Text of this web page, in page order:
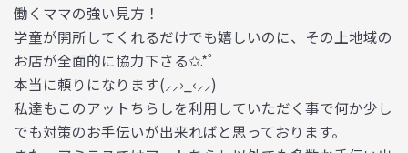
働くママの強い見方！
学童が開所してくれるだけでも嬉しいのに、その上地域の
お店が全面的に協力下さる✩.*˚
本当に頼りになります(⸝⸝›_‹⸝⸝)
私達もこのアットちらしを利用していただく事で何か少し
でも対策のお手伝いが出来ればと思っております。